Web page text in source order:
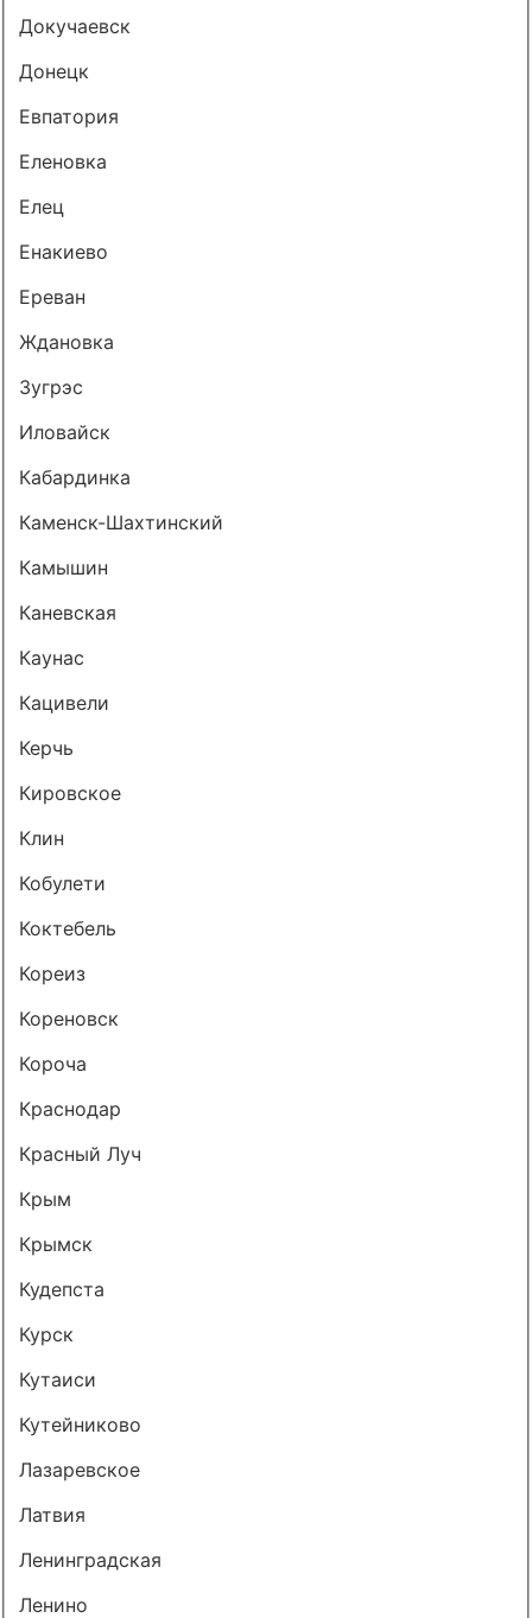
Докучаевск
Донецк
Евпатория
Еленовка
Елец
Енакиево
Ереван
Ждановка
Зугрэс
Иловайск
Кабардинка
Каменск-Шахтинский
Камышин
Каневская
Каунас
Кацивели
Керчь
Кировское
Клин
Кобулети
Коктебель
Кореиз
Кореновск
Короча
Краснодар
Красный Луч
Крым
Крымск
Кудепста
Курск
Кутаиси
Кутейниково
Лазаревское
Латвия
Ленинградская
Ленино